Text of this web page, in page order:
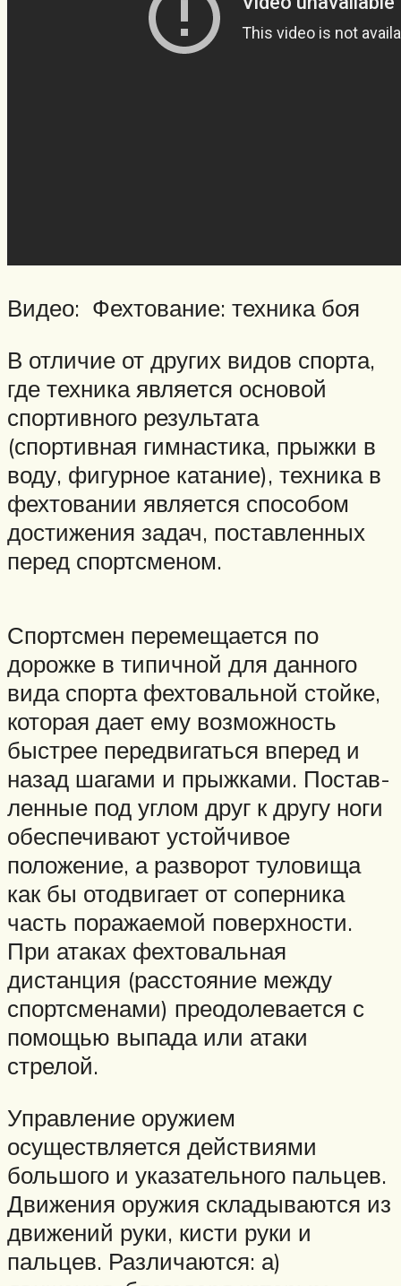
Видео: Фехтование: техника боя
В отличие от других видов спорта,
где техника является основой
спортивного результата
(спортивная гимнастика, прыжки в
воду, фигурное катание), техника в
фехтовании является способом
достижения задач, поставленных
перед спортсме­ном.
Спортсмен перемещается по
дорожке в типич­ной для данного
вида спорта фехтовальной стойке,
которая дает ему возможность
быстрее передви­гаться вперед и
назад шагами и прыжками. Постав­
ленные под углом друг к другу ноги
обеспечивают устойчивое
положение, а разворот туловища
как бы отодвигает от соперника
часть поражаемой поверх­ности.
При атаках фехтовальная
дистанция (рас­стояние между
спортсменами) преодолевается с
по­мощью выпада или атаки
стрелой.
Управление оружием
осуществляется действия­ми
большого и указательного пальцев.
Движения оружия складываются из
движений руки, кисти ру­ки и
пальцев. Различаются: а)